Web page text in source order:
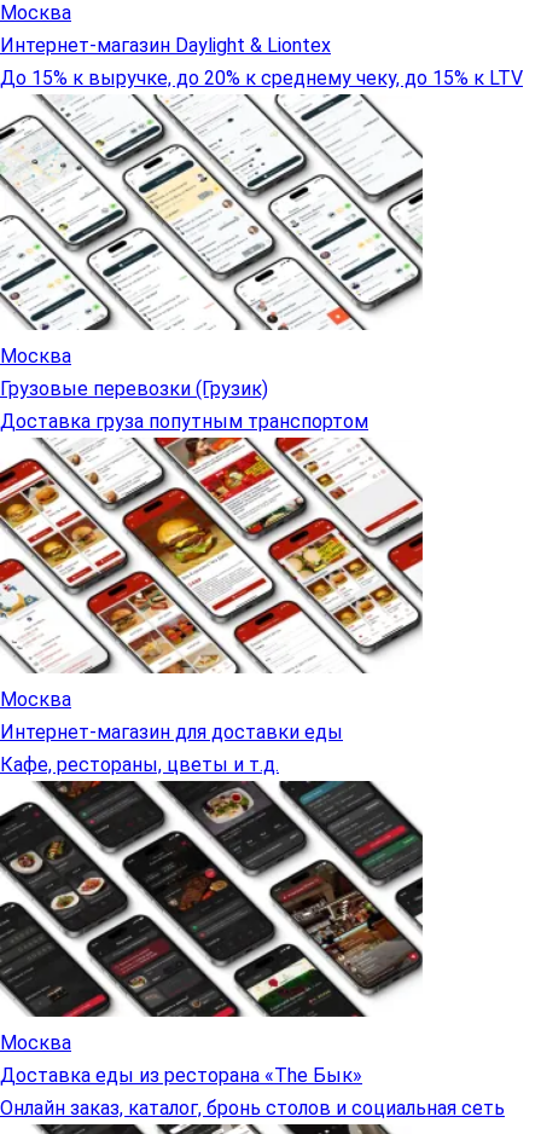
Москва
Интернет-магазин Daylight & Liontex
До 15% к выручке, до 20% к среднему чеку, до 15% к LTV
Москва
Грузовые перевозки (Грузик)
Доставка груза попутным транспортом
Москва
Интернет-магазин для доставки еды
Кафе, рестораны, цветы и т.д.
Москва
Доставка еды из ресторана «The Бык»
Онлайн заказ, каталог, бронь столов и социальная сеть